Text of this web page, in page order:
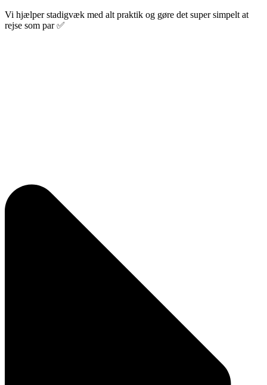
Vi hjælper stadigvæk med alt praktik og gøre det super simpelt at
rejse som par ✅